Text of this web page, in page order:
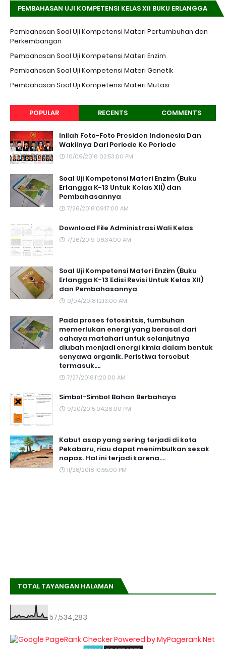
PEMBAHASAN UJI KOMPETENSI KELAS XII BUKU ERLANGGA
Pembahasan Soal Uji Kompetensi Materi Pertumbuhan dan
Perkembangan
Pembahasan Soal Uji Kompetensi Materi Enzim
Pembahasan Soal Uji Kompetensi Materi Genetik
Pembahasan Soal Uji Kompetensi Materi Mutasi
POPULAR RECENTS COMMENTS
Inilah Foto-Foto Presiden Indonesia Dan
Wakilnya Dari Periode Ke Periode
10/09/2016 02:53:00 PM
Soal Uji Kompetensi Materi Enzim (Buku
Erlangga K-13 Untuk Kelas XII) dan
Pembahasannya
7/26/2018 09:17:00 AM
Download File Administrasi Wali Kelas
7/26/2019 08:34:00 AM
Soal Uji Kompetensi Materi Enzim (Buku
Erlangga K-13 Edisi Revisi Untuk Kelas XII)
dan Pembahasannya
9/04/2018 12:13:00 AM
Pada proses fotosintsis, tumbuhan
memerlukan energi yang berasal dari
cahaya matahari untuk selanjutnya
diubah menjadi energi kimia dalam bentuk
senyawa organik. Peristiwa tersebut
termasuk....
7/27/2018 11:20:00 AM
Simbol-Simbol Bahan Berbahaya
9/20/2015 04:26:00 PM
Kabut asap yang sering terjadi di kota
Pekabaru, riau dapat menimbulkan sesak
napas. Hal ini terjadi karena....
11/28/2018 10:55:00 PM
TOTAL TAYANGAN HALAMAN
57,534,283